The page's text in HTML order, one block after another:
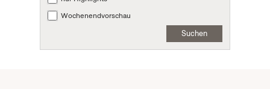
Wochenendvorschau
Suchen